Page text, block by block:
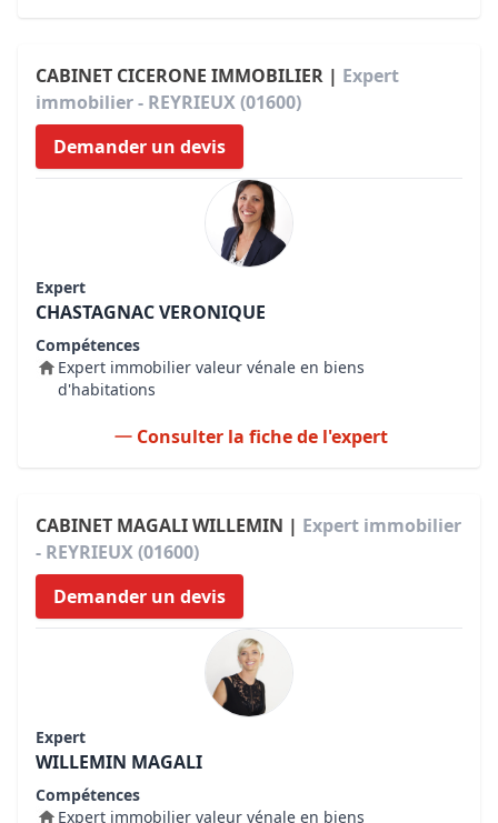
CABINET CICERONE IMMOBILIER | Expert
immobilier - REYRIEUX (01600)
Demander un devis
Expert
CHASTAGNAC VERONIQUE
Compétences
Expert immobilier valeur vénale en biens
d'habitations
Consulter la fiche de l'expert
CABINET MAGALI WILLEMIN | Expert immobilier
- REYRIEUX (01600)
Demander un devis
Expert
WILLEMIN MAGALI
Compétences
Expert immobilier valeur vénale en biens